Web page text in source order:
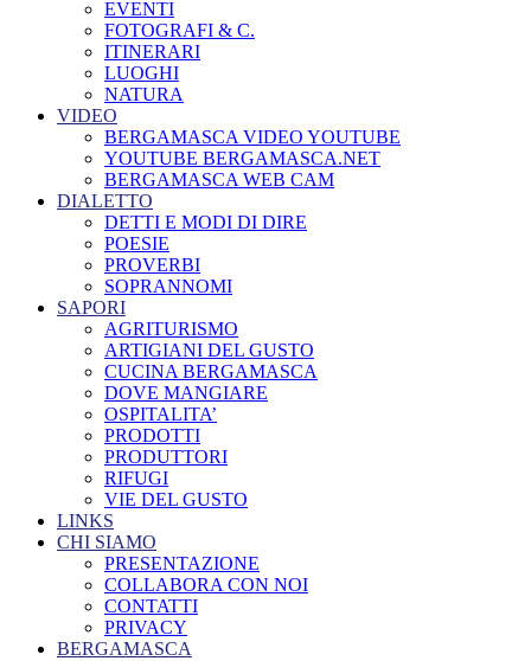
EVENTI
FOTOGRAFI & C.
ITINERARI
LUOGHI
NATURA
VIDEO
BERGAMASCA VIDEO YOUTUBE
YOUTUBE BERGAMASCA.NET
BERGAMASCA WEB CAM
DIALETTO
DETTI E MODI DI DIRE
POESIE
PROVERBI
SOPRANNOMI
SAPORI
AGRITURISMO
ARTIGIANI DEL GUSTO
CUCINA BERGAMASCA
DOVE MANGIARE
OSPITALITA’
PRODOTTI
PRODUTTORI
RIFUGI
VIE DEL GUSTO
LINKS
CHI SIAMO
PRESENTAZIONE
COLLABORA CON NOI
CONTATTI
PRIVACY
BERGAMASCA